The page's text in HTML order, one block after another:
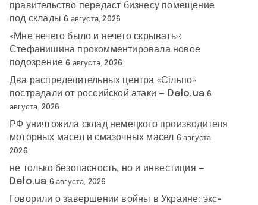
правительство передаст бизнесу помещение
под склады 6 августа, 2026
«Мне нечего было и нечего скрывать»:
Стефанишина прокомментировала новое
подозрение 6 августа, 2026
Два распределительных центра «Сільпо»
пострадали от российской атаки — Delo.ua 6
августа, 2026
РФ уничтожила склад немецкого производителя
моторных масел и смазочных масел 6 августа,
2026
не только безопасность, но и инвестиция —
Delo.ua 6 августа, 2026
Говорили о завершении войны в Украине: экс-